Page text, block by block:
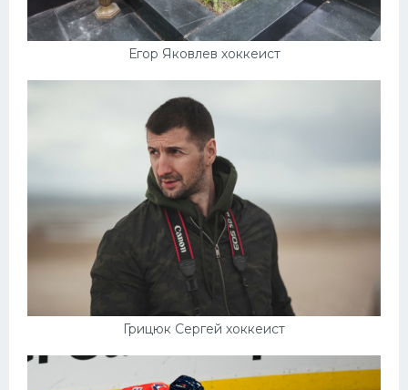
Егор Яковлев хоккеист
Грицюк Сергей хоккеист